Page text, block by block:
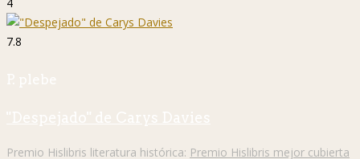
7.8
P. plebe
"Despejado" de Carys Davies
Premio Hislibris literatura histórica: Premio Hislibris mejor cubierta